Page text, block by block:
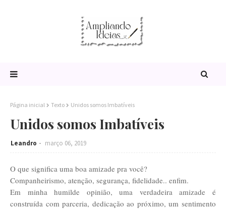
Página inicial Texto Unidos somos Imbatíveis
Unidos somos Imbatíveis
Leandro março 06, 2019
O que significa uma boa amizade pra você?
Companheirismo, atenção, segurança, fidelidade.. enfim.
Em minha humilde opinião, uma verdadeira amizade é
construída com parceria, dedicação ao próximo, um sentimento